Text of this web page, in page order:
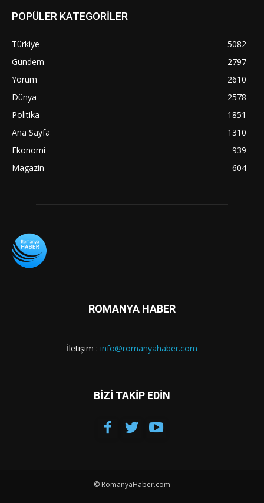
POPÜLER KATEGORİLER
Türkiye
5082
Gündem
2797
Yorum
2610
Dünya
2578
Politika
1851
Ana Sayfa
1310
Ekonomi
939
Magazin
604
ROMANYA HABER
İletişim : info@romanyahaber.com
BİZİ TAKİP EDİN
© RomanyaHaber.com